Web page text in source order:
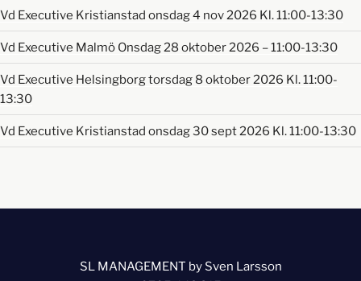
Vd Executive Kristianstad onsdag 4 nov 2026 Kl. 11:00-13:30
Vd Executive Malmö Onsdag 28 oktober 2026 – 11:00-13:30
Vd Executive Helsingborg torsdag 8 oktober 2026 Kl. 11:00-
13:30
Vd Executive Kristianstad onsdag 30 sept 2026 Kl. 11:00-13:30
SL MANAGEMENT by Sven Larsson